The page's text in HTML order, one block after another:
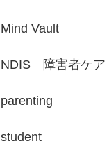
Mind Vault
NDIS 障害者ケア
parenting
student